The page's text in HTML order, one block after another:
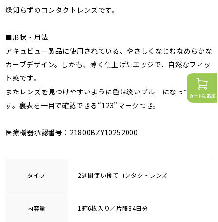
燥知らずのコンタクトレンズです。
■形状・用法
アキュビュー製品に使用されている、やさしくなじむなめらかな
カーブデザイン。しかも、薄く仕上げたエッジで、自然なフィッ
ト感です。
またレンズを見つけやすいように色は淡いブルーになっていま
す。裏表を一目で確認できる“123”マークつき。
医療機器承認番号：21800BZY10252000
タイプ 2週間使い捨てコンタクトレンズ
内容量 1箱6枚入り／片眼84日分